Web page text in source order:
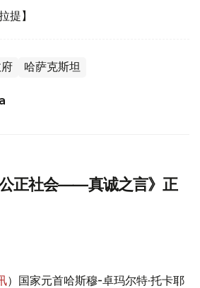
提】
哈萨克斯坦
正社会——真诚之言》正
）国家元首哈斯穆-卓玛尔特·托卡耶